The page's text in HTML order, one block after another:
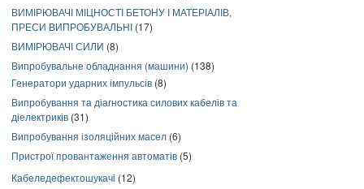
ВИМІРЮВАЧІ МІЦНОСТІ БЕТОНУ І МАТЕРІАЛІВ,
ПРЕСИ ВИПРОБУВАЛЬНІ (17)
ВИМІРЮВАЧІ СИЛИ (8)
Випробувальне обладнання (машини) (138)
Генератори ударних імпульсів (8)
Випробування та діагностика силових кабелів та
діелектриків (31)
Випробування ізоляційних масел (6)
Пристрої провантаження автоматів (5)
Кабеледефектошукачі (12)